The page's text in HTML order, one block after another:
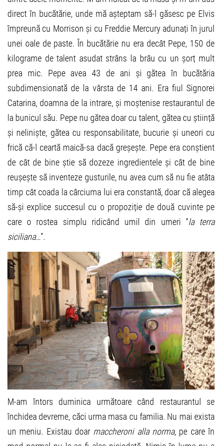
direct în bucătărie, unde mă așteptam să-l găsesc pe Elvis
împreună cu Morrison și cu Freddie Mercury adunați în jurul
unei oale de paste. În bucătărie nu era decât Pepe, 150 de
kilograme de talent asudat strâns la brâu cu un șorț mult
prea mic. Pepe avea 43 de ani și gătea în bucătăria
subdimensionată de la vârsta de 14 ani. Era fiul Signorei
Catarina, doamna de la intrare, și moștenise restaurantul de
la bunicul său. Pepe nu gătea doar cu talent, gătea cu știință
și neliniște, gătea cu responsabilitate, bucurie și uneori cu
frică că-l ceartă maică-sa dacă greșește. Pepe era conștient
de cât de bine știe să dozeze ingredientele și cât de bine
reușește să inventeze gusturile, nu avea cum să nu fie atâta
timp cât coada la cârciuma lui era constantă, doar că alegea
să-și explice succesul cu o propoziție de două cuvinte pe
care o rostea simplu ridicând umil din umeri “la terra
siciliana…”.
M-am întors duminica următoare când restaurantul se
închidea devreme, căci urma masa cu familia. Nu mai exista
un meniu. Existau doar maccheroni alla norma, pe care în